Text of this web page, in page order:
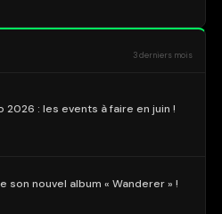
3 derniers mois
2026 : les events à faire en juin !
son nouvel album « Wanderer » !